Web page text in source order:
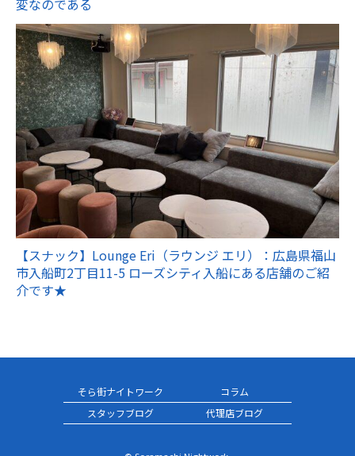
変なのである
【スナック】Lounge Eri（ラウンジ エリ）：広島県福山
市入船町2丁目11-5 ローズシティ入船にある店舗のご紹
介です★
そら街ナイトワーク
コラム
スタッフブログ
代理店ブログ